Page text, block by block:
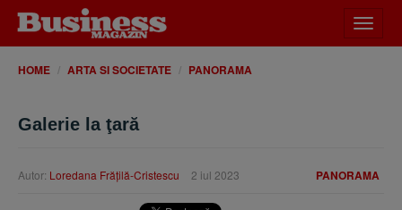
meniu
HOME ARTA SI SOCIETATE PANORAMA
Galerie la ţară
PANORAMA
Autor: Loredana Frăţilă-Cristescu 2 iul 2023